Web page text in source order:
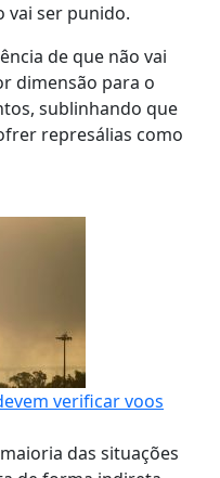
vai ser punido.
de que não vai
dimensão para o
sublinhando que
represálias como
verificar voos
das situações